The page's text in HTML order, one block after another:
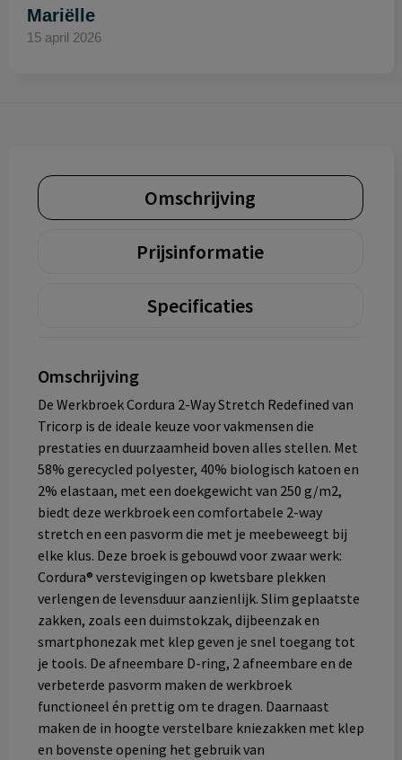
Mariëlle
15 april 2026
Omschrijving
Prijsinformatie
Specificaties
Omschrijving
De Werkbroek Cordura 2-Way Stretch Redefined van
Tricorp is de ideale keuze voor vakmensen die
prestaties en duurzaamheid boven alles stellen. Met
58% gerecycled polyester, 40% biologisch katoen en
2% elastaan, met een doekgewicht van 250 g/m2,
biedt deze werkbroek een comfortabele 2-way
stretch en een pasvorm die met je meebeweegt bij
elke klus. Deze broek is gebouwd voor zwaar werk:
Cordura® verstevigingen op kwetsbare plekken
verlengen de levensduur aanzienlijk. Slim geplaatste
zakken, zoals een duimstokzak, dijbeenzak en
smartphonezak met klep geven je snel toegang tot
je tools. De afneembare D-ring, 2 afneembare en de
verbeterde pasvorm maken de werkbroek
functioneel én prettig om te dragen. Daarnaast
maken de in hoogte verstelbare kniezakken met klep
en bovenste opening het gebruik van